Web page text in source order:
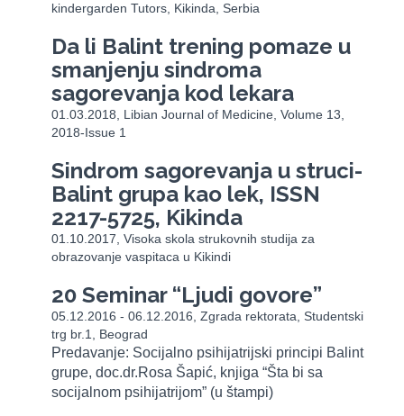
kindergarden Tutors, Kikinda, Serbia
Da li Balint trening pomaze u
smanjenju sindroma
sagorevanja kod lekara
01.03.2018, Libian Journal of Medicine, Volume 13,
2018-Issue 1
Sindrom sagorevanja u struci-
Balint grupa kao lek, ISSN
2217-5725, Kikinda
01.10.2017, Visoka skola strukovnih studija za
obrazovanje vaspitaca u Kikindi
20 Seminar “Ljudi govore”
05.12.2016 - 06.12.2016, Zgrada rektorata, Studentski
trg br.1, Beograd
Predavanje: Socijalno psihijatrijski principi Balint
grupe, doc.dr.Rosa Šapić, knjiga “Šta bi sa
socijalnom psihijatrijom” (u štampi)